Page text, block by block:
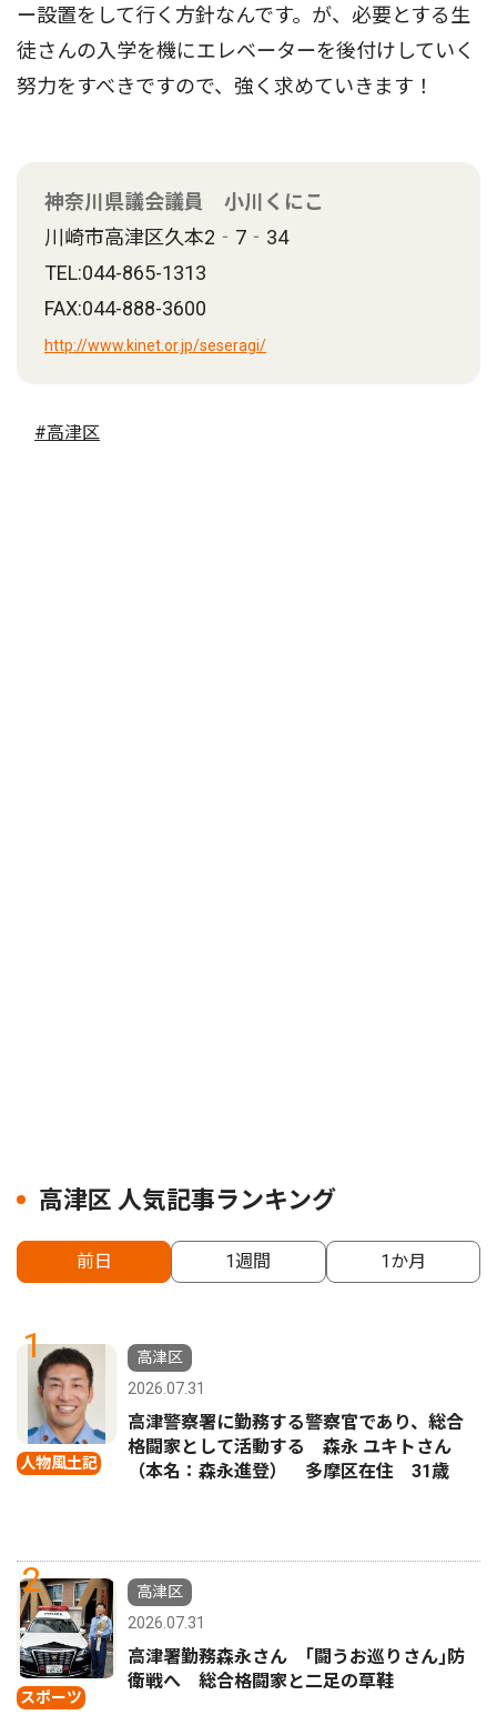
ー設置をして行く方針なんです。が、必要とする生
徒さんの入学を機にエレベーターを後付けしていく
努力をすべきですので、強く求めていきます！
神奈川県議会議員 小川くにこ
川崎市高津区久本2‐7‐34
TEL:044-865-1313
FAX:044-888-3600
http://www.kinet.or.jp/seseragi/
#高津区
高津区 人気記事ランキング
前日 1週間 1か月
1
人物風土記
高津区
2026.07.31
高津警察署に勤務する警察官であり、総合
格闘家として活動する 森永 ユキトさん
（本名：森永進登） 多摩区在住 31歳
2
スポーツ
高津区
2026.07.31
高津署勤務森永さん ｢闘うお巡りさん｣防
衛戦へ 総合格闘家と二足の草鞋